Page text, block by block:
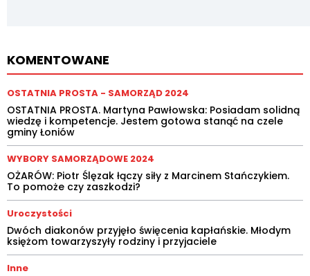
KOMENTOWANE
OSTATNIA PROSTA - SAMORZĄD 2024
OSTATNIA PROSTA. Martyna Pawłowska: Posiadam solidną
wiedzę i kompetencje. Jestem gotowa stanąć na czele
gminy Łoniów
WYBORY SAMORZĄDOWE 2024
OŻARÓW: Piotr Ślęzak łączy siły z Marcinem Stańczykiem.
To pomoże czy zaszkodzi?
Uroczystości
Dwóch diakonów przyjęło święcenia kapłańskie. Młodym
księżom towarzyszyły rodziny i przyjaciele
Inne